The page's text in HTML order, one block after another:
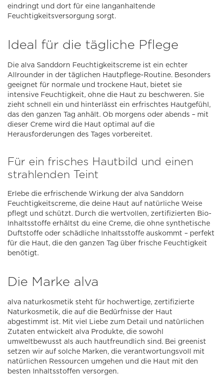
eindringt und dort für eine langanhaltende
Feuchtigkeitsversorgung sorgt.
Ideal für die tägliche Pflege
Die alva Sanddorn Feuchtigkeitscreme ist ein echter
Allrounder in der täglichen Hautpflege-Routine. Besonders
geeignet für normale und trockene Haut, bietet sie
intensive Feuchtigkeit, ohne die Haut zu beschweren. Sie
zieht schnell ein und hinterlässt ein erfrischtes Hautgefühl,
das den ganzen Tag anhält. Ob morgens oder abends – mit
dieser Creme wird die Haut optimal auf die
Herausforderungen des Tages vorbereitet.
Für ein frisches Hautbild und einen
strahlenden Teint
Erlebe die erfrischende Wirkung der alva Sanddorn
Feuchtigkeitscreme, die deine Haut auf natürliche Weise
pflegt und schützt. Durch die wertvollen, zertifizierten Bio-
Inhaltsstoffe erhältst du eine Creme, die ohne synthetische
Duftstoffe oder schädliche Inhaltsstoffe auskommt – perfekt
für die Haut, die den ganzen Tag über frische Feuchtigkeit
benötigt.
Die Marke alva
alva naturkosmetik steht für hochwertige, zertifizierte
Naturkosmetik, die auf die Bedürfnisse der Haut
abgestimmt ist. Mit viel Liebe zum Detail und natürlichen
Zutaten entwickelt alva Produkte, die sowohl
umweltbewusst als auch hautfreundlich sind. Bei greenist
setzen wir auf solche Marken, die verantwortungsvoll mit
natürlichen Ressourcen umgehen und die Haut mit den
besten Inhaltsstoffen versorgen.